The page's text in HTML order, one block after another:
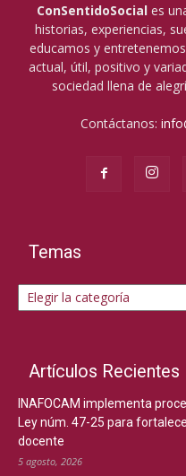
ConSentidoSocial es
historias, experiencias,
educamos y
actual, útil, positivo y
sociedad llena de
Contáctanos:
Temas
Temas
Artículos Recientes
INAFOCAM implementa
Ley núm. 47-25 para
docente
5 agosto, 2026